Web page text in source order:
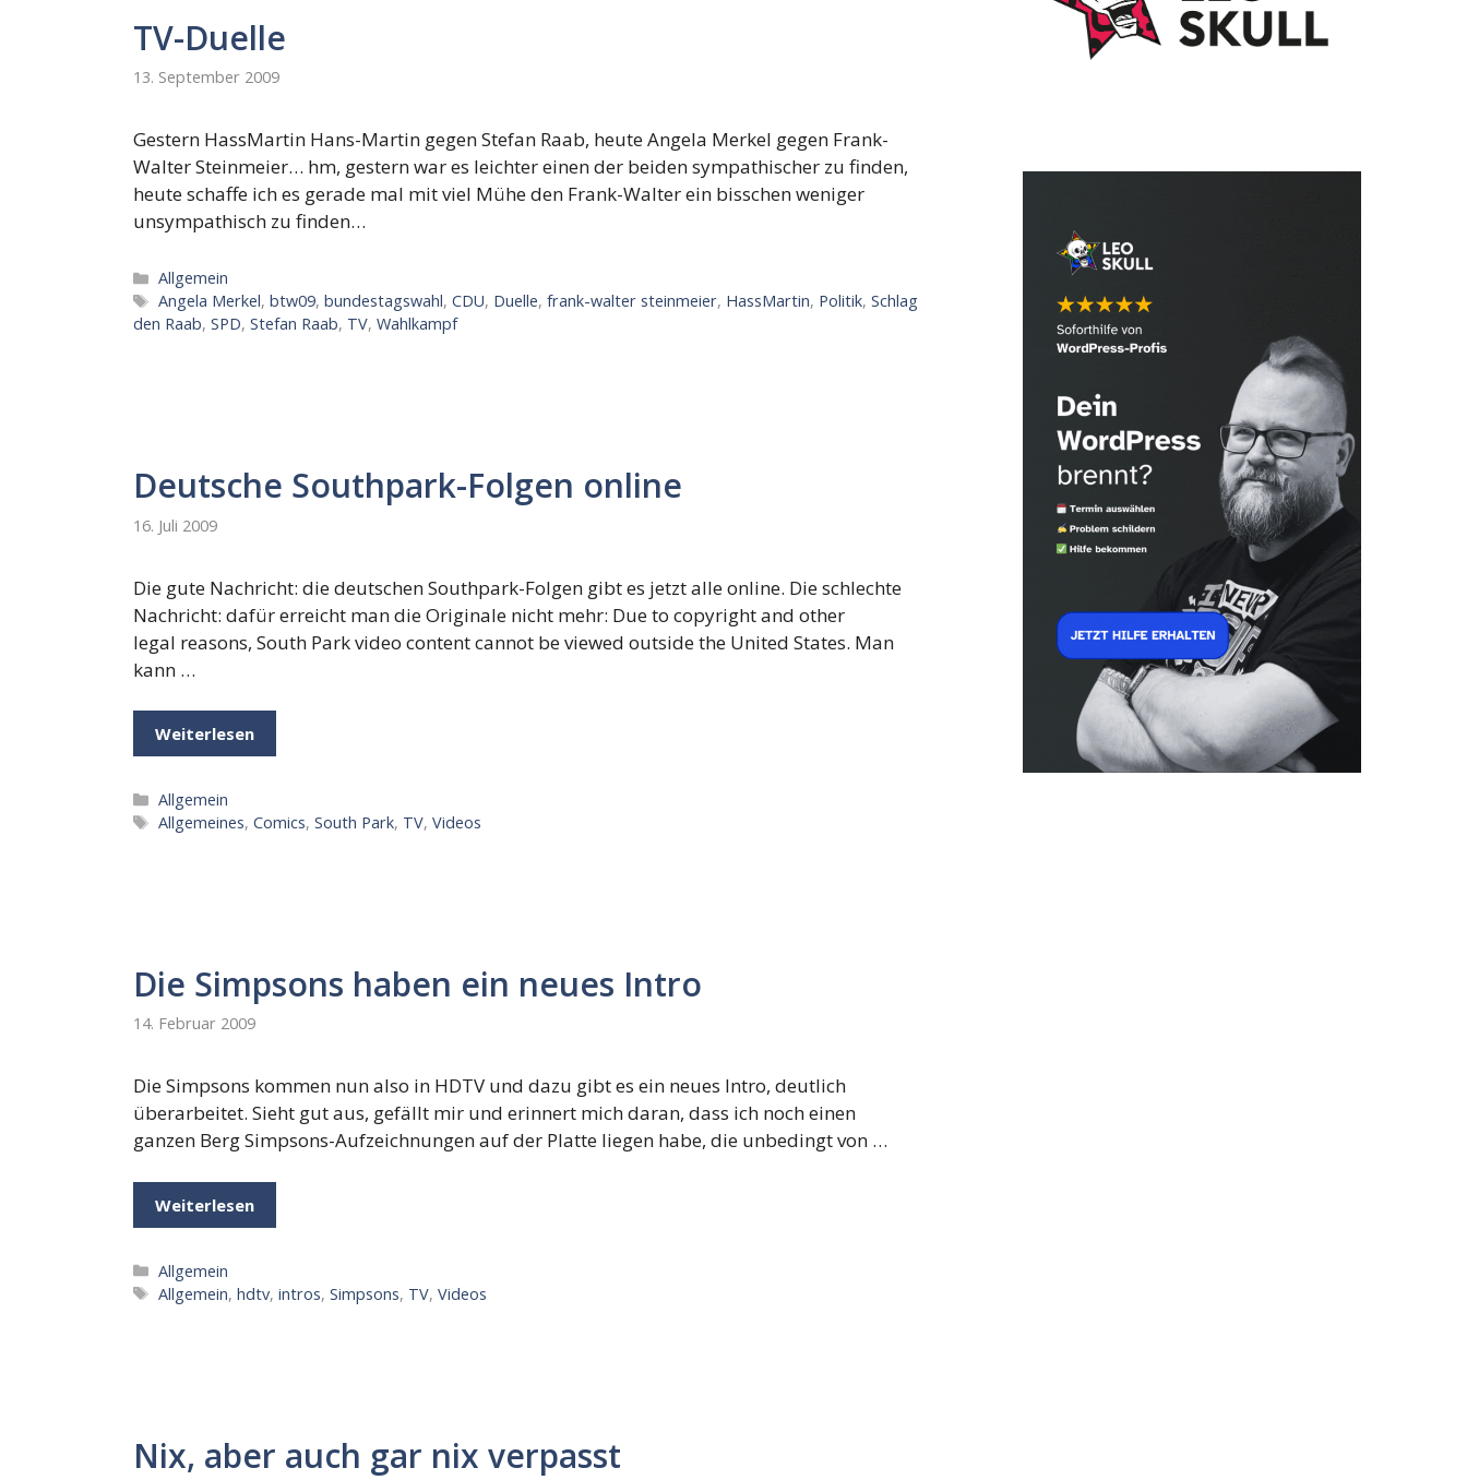
TV-Duelle
13. September 2009
Gestern HassMartin Hans-Martin gegen Stefan Raab, heute Angela Merkel gegen Frank-
Walter Steinmeier… hm, gestern war es leichter einen der beiden sympathischer zu finden,
heute schaffe ich es gerade mal mit viel Mühe den Frank-Walter ein bisschen weniger
unsympathisch zu finden…
Kategorien
Allgemein
Schlagwörter
Angela Merkel,btw09,bundestagswahl,CDU, Duelle,frank-walter steinmeier, HassMartin, Politik,Schlag
den Raab, SPD, Stefan Raab, TV, Wahlkampf
Deutsche Southpark-Folgen online
16. Juli 2009
Die gute Nachricht: die deutschen Southpark-Folgen gibt es jetzt alle online. Die schlechte
Nachricht: dafür erreicht man die Originale nicht mehr: Due to copyright and other
legal reasons, South Park video content cannot be viewed outside the United States. Man
kann …
Weiterlesen
Kategorien
Allgemein
Schlagwörter
Allgemeines,Comics,South Park, TV,Videos
Die Simpsons haben ein neues Intro
14. Februar 2009
Die Simpsons kommen nun also in HDTV und dazu gibt es ein neues Intro, deutlich
überarbeitet. Sieht gut aus, gefällt mir und erinnert mich daran, dass ich noch einen
ganzen Berg Simpsons-Aufzeichnungen auf der Platte liegen habe, die unbedingt von …
Weiterlesen
Kategorien
Allgemein
Schlagwörter
Allgemein,hdtv,intros,Simpsons, TV,Videos
Nix, aber auch gar nix verpasst